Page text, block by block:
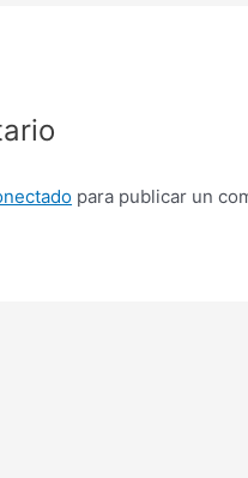
para publicar un